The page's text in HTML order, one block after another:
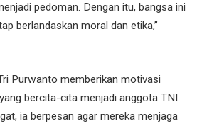
pedoman. Dengan itu, bangsa ini
berlandaskan moral dan etika,”
Purwanto memberikan motivasi
bercita-cita menjadi anggota TNI.
ia berpesan agar mereka menjaga